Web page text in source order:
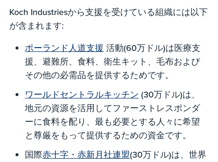
Koch Industriesから支援を受けている組織には以下
が含まれます:
ポーランド人道支援 活動(60万ドル)は医療支
援、避難所、食料、衛生キット、毛布および
その他の必需品を提供するためです。
ワールドセントラルキッチン (30万ドル)は、
地元の資源を活用してファーストレスポンダ
ーに食料を配り、最も必要とする人々に希望
と尊厳をもって提供するための資金です。
国際赤十字・赤新月社連盟(30万ドル)は、世界